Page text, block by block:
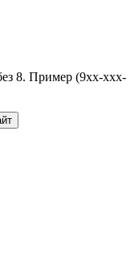
8. Пример (9хх-ххх-